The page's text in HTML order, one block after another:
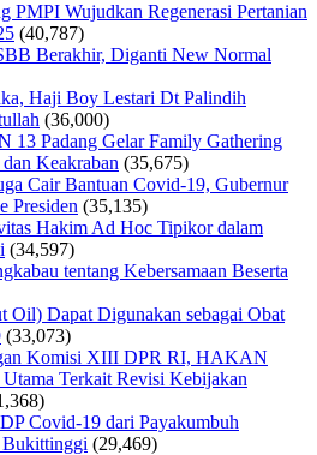
PMPI Wujudkan Regenerasi Pertanian
(40,787)
Berakhir, Diganti New Normal
Haji Boy Lestari Dt Palindih
(36,000)
13 Padang Gelar Family Gathering
Keakraban (35,675)
Cair Bantuan Covid-19, Gubernur
Presiden (35,135)
Hakim Ad Hoc Tipikor dalam
(34,597)
tentang Kebersamaan Beserta
Dapat Digunakan sebagai Obat
(33,073)
Komisi XIII DPR RI, HAKAN
Terkait Revisi Kebijakan
Covid-19 dari Payakumbuh
(29,469)